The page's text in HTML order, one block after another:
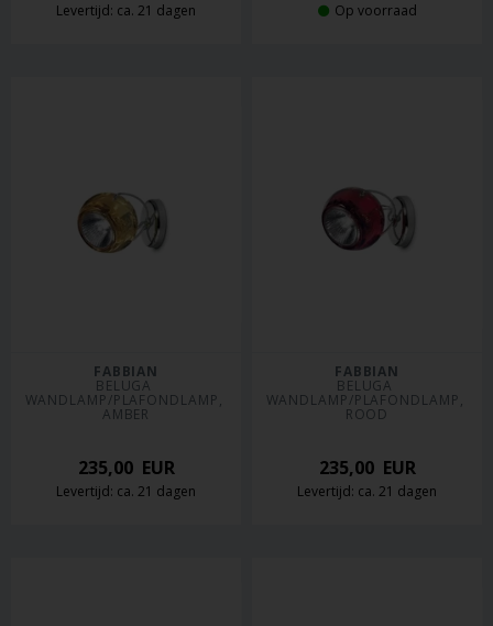
Levertijd: ca. 21 dagen Op voorraad
FABBIAN
BELUGA
WANDLAMP/PLAFONDLAMP,
AMBER
235,00EUR
Levertijd: ca. 21 dagen
FABBIAN
BELUGA
WANDLAMP/PLAFONDLAMP,
ROOD
235,00EUR
Levertijd: ca. 21 dagen